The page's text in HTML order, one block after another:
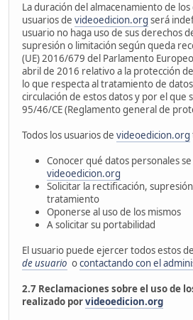
La duración del almacenamiento de
usuarios de videoedicion.org será
usuario no haga uso de sus derechos
supresión o limitación según queda
(UE) 2016/679 del Parlamento
abril de 2016 relativo a la protección
lo que respecta al tratamiento de
circulación de estos datos y por el que
95/46/CE (Reglamento general de
Todos los usuarios de videoedicion.org
Conocer qué datos personales
videoedicion.org
Solicitar la rectificación,
tratamiento
Oponerse al uso de los mismos
A solicitar su portabilidad
El usuario puede ejercer todos estos
de usuario ocontactando con el
2.7 Reclamaciones sobre el uso de
realizado porvideoedicion.org